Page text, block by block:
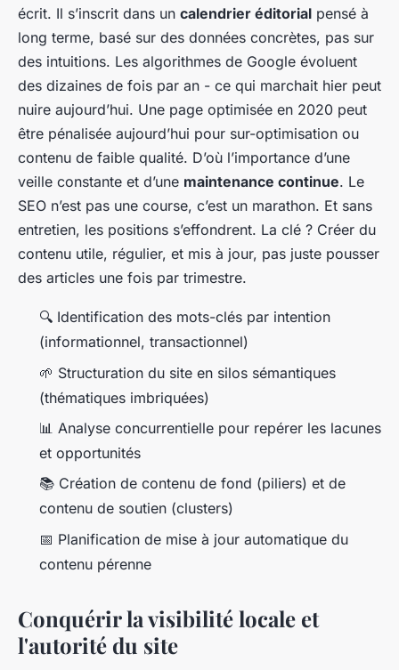
écrit. Il s’inscrit dans un calendrier éditorial pensé à
long terme, basé sur des données concrètes, pas sur
des intuitions. Les algorithmes de Google évoluent
des dizaines de fois par an - ce qui marchait hier peut
nuire aujourd’hui. Une page optimisée en 2020 peut
être pénalisée aujourd’hui pour sur-optimisation ou
contenu de faible qualité. D’où l’importance d’une
veille constante et d’une maintenance continue. Le
SEO n’est pas une course, c’est un marathon. Et sans
entretien, les positions s’effondrent. La clé ? Créer du
contenu utile, régulier, et mis à jour, pas juste pousser
des articles une fois par trimestre.
🔍 Identification des mots-clés par intention
(informationnel, transactionnel)
🌱 Structuration du site en silos sémantiques
(thématiques imbriquées)
📊 Analyse concurrentielle pour repérer les lacunes
et opportunités
📚 Création de contenu de fond (piliers) et de
contenu de soutien (clusters)
📅 Planification de mise à jour automatique du
contenu pérenne
Conquérir la visibilité locale et
l'autorité du site